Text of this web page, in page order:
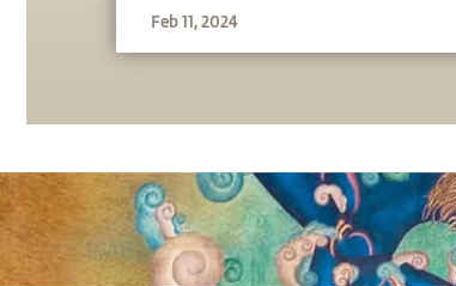
Feb 11, 2024